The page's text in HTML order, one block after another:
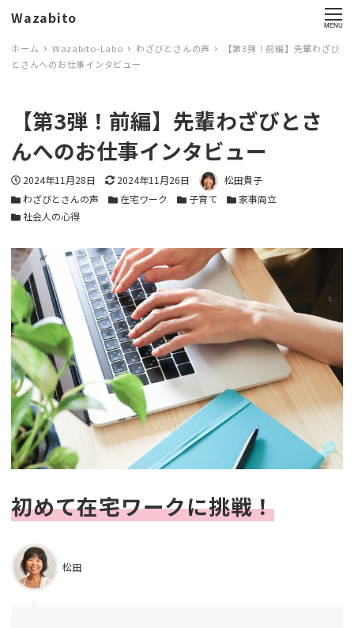
Wazabito MENU
ホーム Wazabito-Labo わざびとさんの声
【第3弾！前編】先輩わざび
とさんへのお仕事インタビュー
【第3弾！前編】先輩わざびとさ
んへのお仕事インタビュー
投稿日
2024年11月28日 更新日
2024年11月26日 著者 松田貴子
カテゴリー
わざびとさんの声 カテゴリー
在宅ワーク カテゴリー
子育て カテゴリー
家事両立
カテゴリー
社会人の心得
初めて在宅ワークに挑戦！
松田